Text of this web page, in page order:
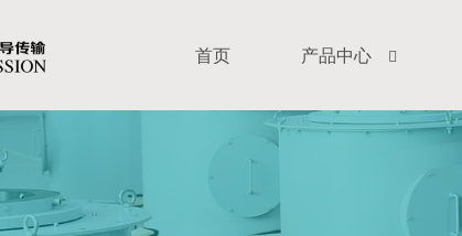
首页 产品中心